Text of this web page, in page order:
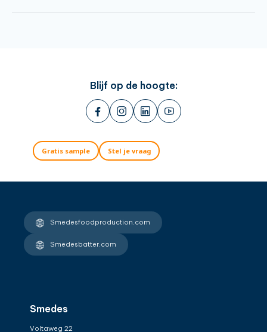
Blijf op de hoogte:
Gratis sample Stel je vraag
Smedesfoodproduction.com
Smedesbatter.com
Smedes
Voltaweg 22